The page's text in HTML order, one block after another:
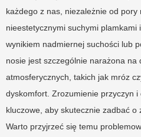
każdego z nas, niezależnie od
nieestetycznymi suchymi
wynikiem nadmiernej suchości lub
nosie jest szczególnie narażona na
atmosferycznych, takich jak mróz
dyskomfort. Zrozumienie przyczyn
kluczowe, aby skutecznie zadbać o
Warto przyjrzeć się temu